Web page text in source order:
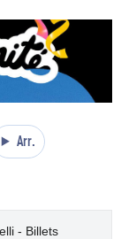
Arr.
- Billets